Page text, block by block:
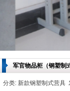
军官物品柜（钢塑制
分类: 新款钢塑制式营